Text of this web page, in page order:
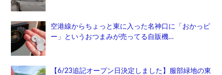
空港線からちょっと東に入った名神口に「おかっピ
ー」というおつまみが売ってる自販機…
【6/23追記オープン日決定しました】服部緑地の東